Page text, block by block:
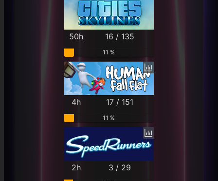
50h 16 / 135
11 %
4h 17 / 151
11 %
2h 3 / 29